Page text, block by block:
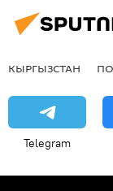
КЫРГЫЗСТАН
Telegram